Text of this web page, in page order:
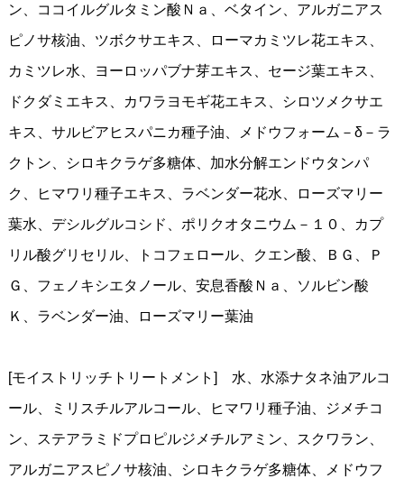
ン、ココイルグルタミン酸Ｎａ、ベタイン、アルガニアス
ピノサ核油、ツボクサエキス、ローマカミツレ花エキス、
カミツレ水、ヨーロッパブナ芽エキス、セージ葉エキス、
ドクダミエキス、カワラヨモギ花エキス、シロツメクサエ
キス、サルビアヒスパニカ種子油、メドウフォーム－δ－ラ
クトン、シロキクラゲ多糖体、加水分解エンドウタンパ
ク、ヒマワリ種子エキス、ラベンダー花水、ローズマリー
葉水、デシルグルコシド、ポリクオタニウム－１０、カプ
リル酸グリセリル、トコフェロール、クエン酸、ＢＧ、Ｐ
Ｇ、フェノキシエタノール、安息香酸Ｎａ、ソルビン酸
Ｋ、ラベンダー油、ローズマリー葉油
[モイストリッチトリートメント] 水、水添ナタネ油アルコ
ール、ミリスチルアルコール、ヒマワリ種子油、ジメチコ
ン、ステアラミドプロピルジメチルアミン、スクワラン、
アルガニアスピノサ核油、シロキクラゲ多糖体、メドウフ